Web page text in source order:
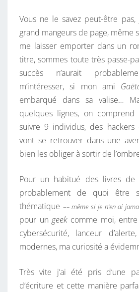
Vous ne le savez peut-être
grand mangeurs de page, même
me laisser emporter dans un
titre, sommes toute très passe-
succès n’aurait
m’intéresser, si mon ami
embarqué dans sa valise…
quelques lignes, on comprend
suivre 9 individus, des hackers
vont se retrouver dans une
bien les obliger à sortir de
Pour un habitué des livres
probablement de quoi être
thématique –– même si je n’en ai
pour ungeekcomme moi,
cybersécurité, lanceur
modernes, ma curiosité a
Très vite j’ai été pris d’une
d’écriture et cette manière